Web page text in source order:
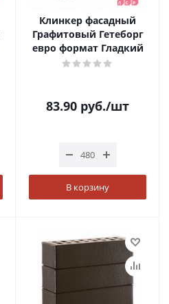
Клинкер фасадный
Графитовый Гетеборг
евро формат Гладкий
83.90 руб./шт
В корзину